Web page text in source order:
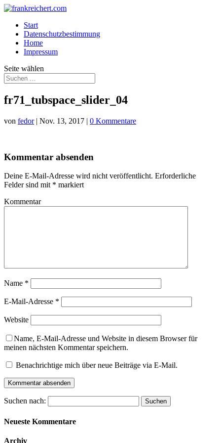
Start
Datenschutzbestimmung
Home
Impressum
Seite wählen
fr71_tubspace_slider_04
von fedor| Nov. 13, 2017 | 0 Kommentare
Kommentar absenden
Deine E-Mail-Adresse wird nicht veröffentlicht. Erforderliche
Felder sind mit * markiert
Kommentar
Name *
E-Mail-Adresse *
Website
Name, E-Mail-Adresse und Website in diesem Browser für
meinen nächsten Kommentar speichern.
Benachrichtige mich über neue Beiträge via E-Mail.
Suchen nach:
Neueste Kommentare
Archiv